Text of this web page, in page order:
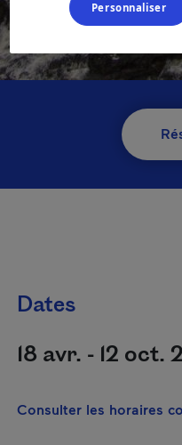
Dates
18 avr. - 12 oct.
Consulter les horaires
Personnaliser